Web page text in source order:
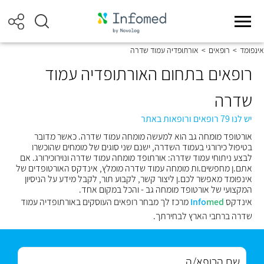
אינפומד > רופאים > אורתופדיה עמוד שדרה
רופאים בתחום האורתופדיה עמוד
שדרה
יש לנו 79 רופאים ורופאות באתר
אורטופד מומחה גב הוא למעשה מומחה עמוד שדרה. כאשר מדובר
בטיפול כירורגי בעמוד השדרה, ישנם שני סוגים של מומחים שהוכשרו
לבצע ניתוחי עמוד שדרה: אורתופד מומחה עמוד שדרה ונוירוכירורג. אם
אתם.ן מחפשים.ות מומחה עמוד שדרה מומלץ, אינדקס האורטופדים של
אינפומד מאפשר לכם.ן ליצור קשר, לקבוע תור, לקבל מידע על הניסיון
המקצועי של אורטופד מומחה גב - והכל במקום אחד.
אינדקס
Infomed
מרכז לך מבחר רופאים העוסקים באורתופדיה עמוד
שדרה ברחבי הארץ לבחירתך.